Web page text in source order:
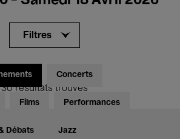
Filtres
Concerts
Films Performances
Débats Jazz
30 résultats trouvés